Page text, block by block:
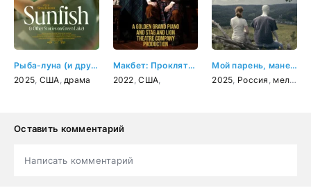
Рыба-луна (и другие истории о Грин-Лейк)
2025 США драма
Макбет: Проклятый фильм
2022 ,США
Мой парень, манекен
2025 Россия мелодрама
Оставить комментарий
Написать комментарий